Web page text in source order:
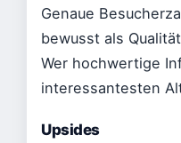
Genaue
bewusst als
Wer hochwertige
interessantesten
Upsides